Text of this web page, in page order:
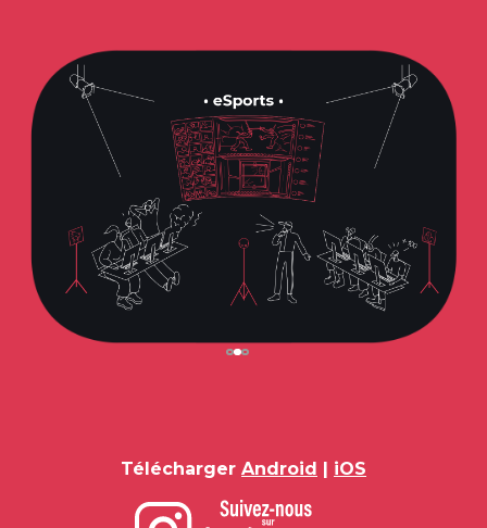
Télécharger Android iOS